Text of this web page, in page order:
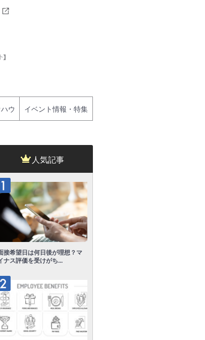
ウ イベント情報・特集
人気記事
接希望日は何日後が理想？マ
ナス評価を受けがち...